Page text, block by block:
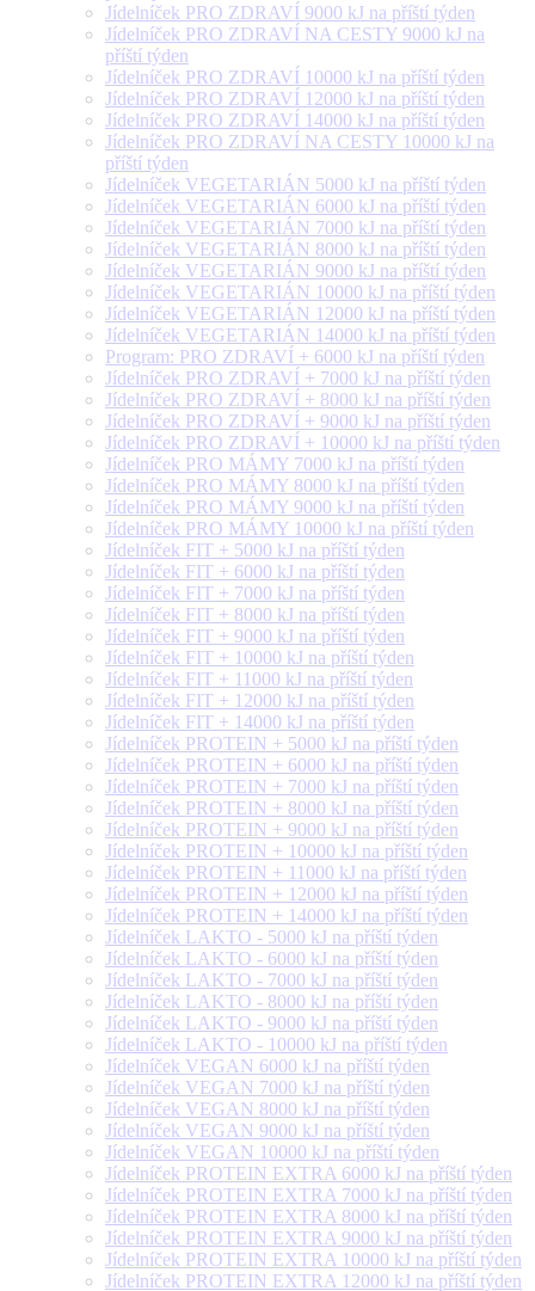
Jídelníček PRO ZDRAVÍ 9000 kJ na příští týden
Jídelníček PRO ZDRAVÍ NA CESTY 9000 kJ na
příští týden
Jídelníček PRO ZDRAVÍ 10000 kJ na příští týden
Jídelníček PRO ZDRAVÍ 12000 kJ na příští týden
Jídelníček PRO ZDRAVÍ 14000 kJ na příští týden
Jídelníček PRO ZDRAVÍ NA CESTY 10000 kJ na
příští týden
Jídelníček VEGETARIÁN 5000 kJ na příští týden
Jídelníček VEGETARIÁN 6000 kJ na příští týden
Jídelníček VEGETARIÁN 7000 kJ na příští týden
Jídelníček VEGETARIÁN 8000 kJ na příští týden
Jídelníček VEGETARIÁN 9000 kJ na příští týden
Jídelníček VEGETARIÁN 10000 kJ na příští týden
Jídelníček VEGETARIÁN 12000 kJ na příští týden
Jídelníček VEGETARIÁN 14000 kJ na příští týden
Program: PRO ZDRAVÍ + 6000 kJ na příští týden
Jídelníček PRO ZDRAVÍ + 7000 kJ na příští týden
Jídelníček PRO ZDRAVÍ + 8000 kJ na příští týden
Jídelníček PRO ZDRAVÍ + 9000 kJ na příští týden
Jídelníček PRO ZDRAVÍ + 10000 kJ na příští týden
Jídelníček PRO MÁMY 7000 kJ na příští týden
Jídelníček PRO MÁMY 8000 kJ na příští týden
Jídelníček PRO MÁMY 9000 kJ na příští týden
Jídelníček PRO MÁMY 10000 kJ na příští týden
Jídelníček FIT + 5000 kJ na příští týden
Jídelníček FIT + 6000 kJ na příští týden
Jídelníček FIT + 7000 kJ na příští týden
Jídelníček FIT + 8000 kJ na příští týden
Jídelníček FIT + 9000 kJ na příští týden
Jídelníček FIT + 10000 kJ na příští týden
Jídelníček FIT + 11000 kJ na příští týden
Jídelníček FIT + 12000 kJ na příští týden
Jídelníček FIT + 14000 kJ na příští týden
Jídelníček PROTEIN + 5000 kJ na příští týden
Jídelníček PROTEIN + 6000 kJ na příští týden
Jídelníček PROTEIN + 7000 kJ na příští týden
Jídelníček PROTEIN + 8000 kJ na příští týden
Jídelníček PROTEIN + 9000 kJ na příští týden
Jídelníček PROTEIN + 10000 kJ na příští týden
Jídelníček PROTEIN + 11000 kJ na příští týden
Jídelníček PROTEIN + 12000 kJ na příští týden
Jídelníček PROTEIN + 14000 kJ na příští týden
Jídelníček LAKTO - 5000 kJ na příští týden
Jídelníček LAKTO - 6000 kJ na příští týden
Jídelníček LAKTO - 7000 kJ na příští týden
Jídelníček LAKTO - 8000 kJ na příští týden
Jídelníček LAKTO - 9000 kJ na příští týden
Jídelníček LAKTO - 10000 kJ na příští týden
Jídelníček VEGAN 6000 kJ na příští týden
Jídelníček VEGAN 7000 kJ na příští týden
Jídelníček VEGAN 8000 kJ na příští týden
Jídelníček VEGAN 9000 kJ na příští týden
Jídelníček VEGAN 10000 kJ na příští týden
Jídelníček PROTEIN EXTRA 6000 kJ na příští týden
Jídelníček PROTEIN EXTRA 7000 kJ na příští týden
Jídelníček PROTEIN EXTRA 8000 kJ na příští týden
Jídelníček PROTEIN EXTRA 9000 kJ na příští týden
Jídelníček PROTEIN EXTRA 10000 kJ na příští týden
Jídelníček PROTEIN EXTRA 12000 kJ na příští týden